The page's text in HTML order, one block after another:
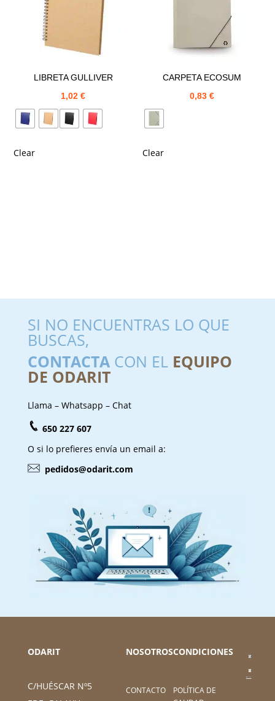
LIBRETA GULLIVER
1,02€
Clear
CARPETA ECOSUM
0,83 €
Clear
SI NO ENCUENTRAS LO QUE
BUSCAS,
CONTACTACON EL EQUIPO
DE ODARIT
Llama – Whatsapp – Chat
650 227 607
O si lo prefieres envía un email a:
pedidos@odarit.com
ODARIT
C/HUÉSCAR Nº5
NOSOTROS
CONTACTO
CONDICIONES
POLÍTICA DE